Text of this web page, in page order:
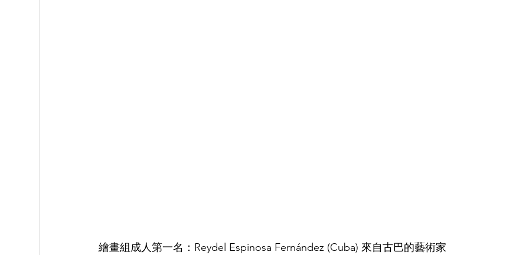
繪畫組成人第一名：Reydel Espinosa Fernández (Cuba) 來自古巴的藝術家